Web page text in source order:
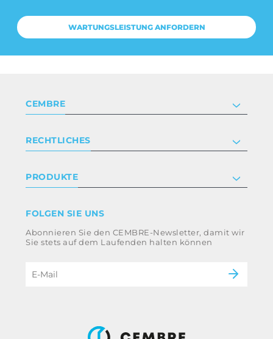
WARTUNGSLEISTUNG ANFORDERN
CEMBRE
Zertifizierung
Arbeite mit uns
RECHTLICHES
Geschäftsbedingungen
Whistleblowing
Ethikkodex und Antikorruptionsrichtlinie der
Gruppe
PRODUKTE
Energie
B2B Disclaimer
FOLGEN SIE UNS
Abonnieren Sie den CEMBRE-Newsletter, damit wir
Sie stets auf dem Laufenden halten können